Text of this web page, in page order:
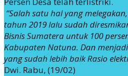
“Salah satu hal yang
tahun 2019 lalu sudah
Bisnis Sumatera untuk 100
Kabupaten Natuna. Dan
yang sudah lebih baik Rasio
Dwi. Rabu, (19/02)